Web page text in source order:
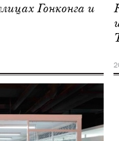
Гонконга и